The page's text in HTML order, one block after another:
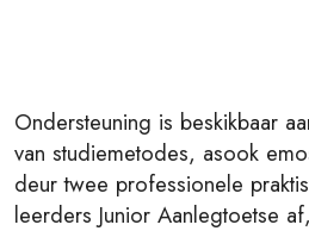
Ondersteuning is beskikbaar
van studiemetodes, asook
deur twee professionele
leerders Junior Aanlegtoetse